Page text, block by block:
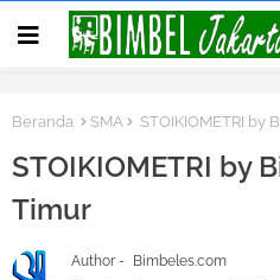
Beranda SMA STOIKIOMETRI by
STOIKIOMETRI by
Timur
Author -
Bimbeles.com